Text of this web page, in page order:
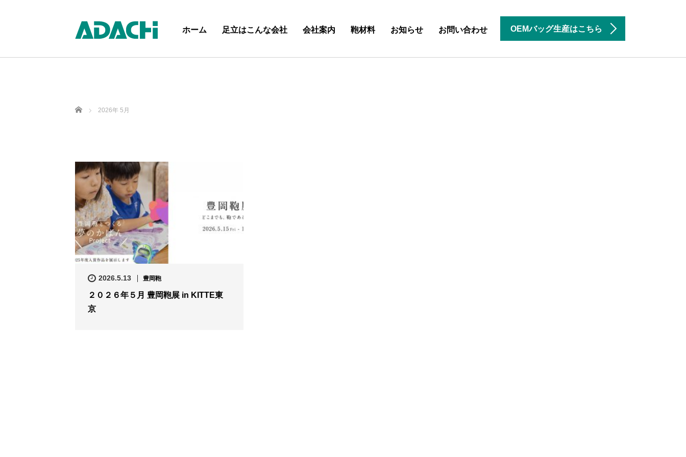
ホーム 足立はこんな会社 会社案内 鞄材料 お知らせ お問い合わせ OEMバッグ生産はこちら
Home 2026年 5月
2026.5.13 豊岡鞄
２０２６年５月 豊岡鞄展 in KITTE東
京